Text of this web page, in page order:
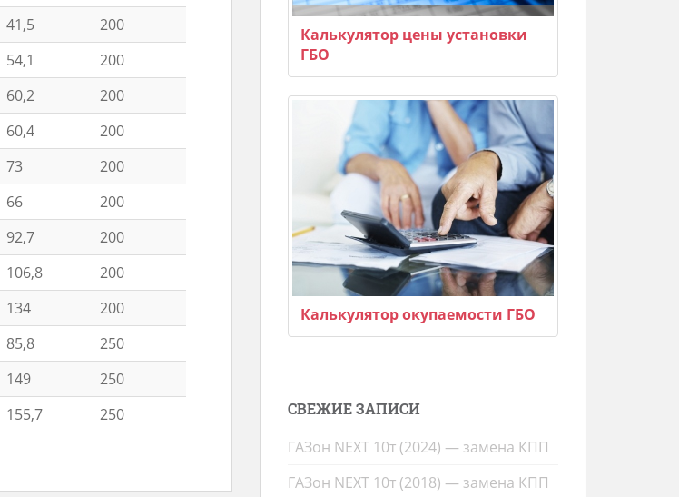
41,5
200
54,1
200
60,2
200
60,4
200
73
200
66
200
92,7
200
106,8
200
134
200
85,8
250
149
250
155,7 250
Калькулятор цены установки
ГБО
Калькулятор окупаемости ГБО
СВЕЖИЕ ЗАПИСИ
ГАЗон NEXT 10т (2024) — замена КПП
ГАЗон NEXT 10т (2018) — замена КПП